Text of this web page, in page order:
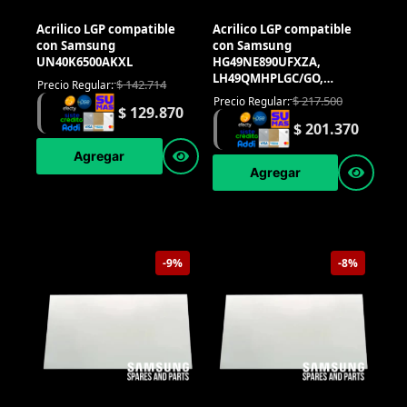
Acrilico LGP compatible
con Samsung
UN40K6500AKXL
Precio Regular:$142.714
$129.870
Agregar
Acrilico LGP compatible
con Samsung
HG49NE890UFXZA,
LH49QMHPLGC/GO,
UN49KS7000KXZL,
UN49KU6400KXZL,
UN49KU6500KXZL,
UN49MU6400KXZL,
UN49MU6500KXZL
Precio Regular:$217.500
$201.370
Agregar
-9% -8%